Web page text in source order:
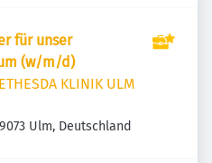
für unser
(w/m/d)
KLINIK ULM
Ulm, Deutschland